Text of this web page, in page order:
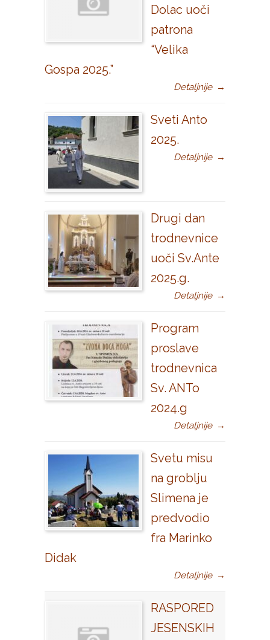
Dolac uoči
patrona
“Velika
Gospa 2025.”
Detaljnije →
Sveti Anto
2025.
Detaljnije →
Drugi dan
trodnevnice
uoči Sv.Ante
2025.g.
Detaljnije →
Program
proslave
trodnevnica
Sv. ANTo
2024.g
Detaljnije →
Svetu misu
na groblju
Slimena je
predvodio
fra Marinko
Didak
Detaljnije →
RASPORED
JESENSKIH